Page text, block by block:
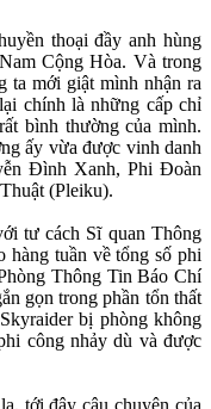
thoại đầy anh hùng
Cộng Hòa. Và trong
ta mới giật mình nhận ra
chính là những cấp chỉ
bình thường của mình.
ấy vừa được vinh danh
Đình Xanh, Phi Đoàn
(Pleiku).
tư cách Sĩ quan Thông
tuần về tổng số phi
Thông Tin Báo Chí
gọn trong phần tổn thất
bị phòng không
công nhảy dù và được
tới đây câu chuyện của